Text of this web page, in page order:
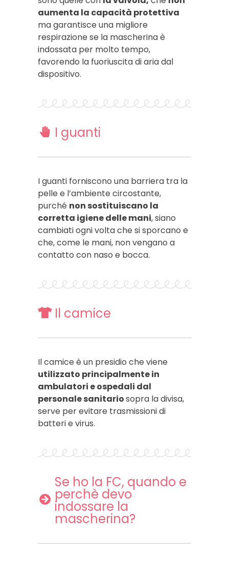
aumenta la capacità protettiva
ma garantisce una migliore
respirazione se la mascherina è
indossata per molto tempo,
favorendo la fuoriuscita di aria dal
dispositivo.
I guanti
I guanti forniscono una barriera tra la
pelle e l’ambiente circostante,
purché non sostituiscano la
corretta igiene delle mani, siano
cambiati ogni volta che si sporcano e
che, come le mani, non vengano a
contatto con naso e bocca.
Il camice
Il camice è un presidio che viene
utilizzato principalmente in
ambulatori e ospedali dal
personale sanitariosopra la divisa,
serve per evitare trasmissioni di
batteri e virus.
Se ho la FC, quando e
perchè devo
indossare la
mascherina?